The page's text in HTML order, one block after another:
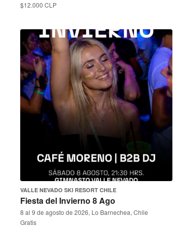
$12.000 CLP
VALLE NEVADO SKI RESORT CHILE
Fiesta del Invierno 8 Ago
8 al 9 de agosto de 2026, Lo Barnechea, Chile
Gratis